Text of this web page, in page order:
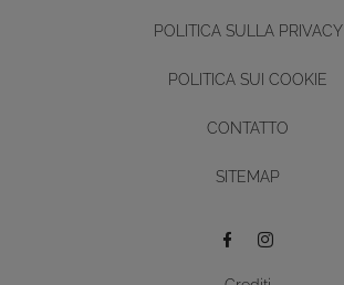
POLITICA SULLA PRIVACY
POLITICA SUI COOKIE
CONTATTO
SITEMAP
Diseño y desarrollo web -